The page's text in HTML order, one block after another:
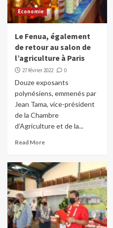
Economie
Le Fenua, également
de retour au salon de
l’agriculture à Paris
27 février 2022 0
Douze exposants
polynésiens, emmenés par
Jean Tama, vice-président
de la Chambre
d’Agriculture et de la...
Read More